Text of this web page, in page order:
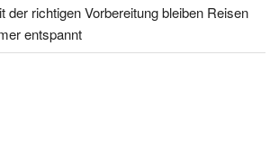
der richtigen Vorbereitung bleiben Reisen
entspannt